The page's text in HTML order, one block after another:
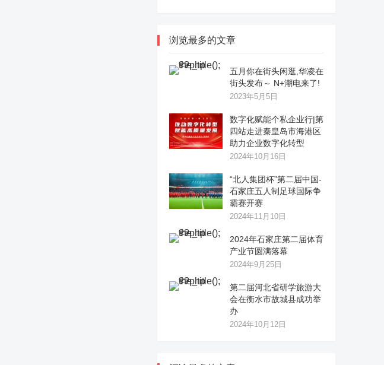
浏览最多的文章
五月你在街头闲逛,华凌在
街头发布～ N+潮电来了!
2023年5月5日
数字化赋能个私企业行|第
四站走进秦皇岛市海港区
助力企业数字化转型
2024年10月16日
“北人集团杯”第二届中国-
石家庄五人制足球国际争
霸赛开赛
2024年11月10日
2024年石家庄第二届体育
产业节圆满落幕
2024年9月25日
第二届河北省研学旅游大
会在衡水市故城县成功举
办
2024年10月12日